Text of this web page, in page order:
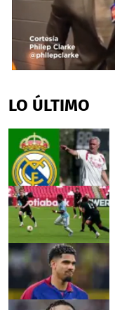
of
1
15
seconds
LO ÚLTIMO